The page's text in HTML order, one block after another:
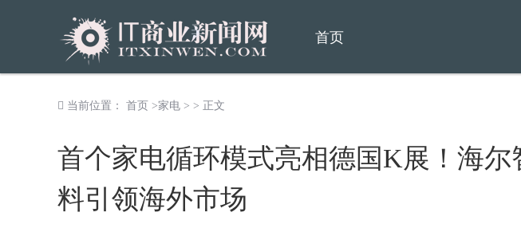
首页
当前位置： 首页 >家电 > > 正文
首个家电循环模式亮相德国K展！海尔
料引领海外市场